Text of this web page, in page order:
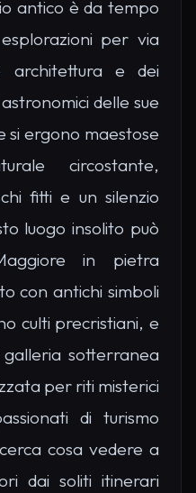
antico è da tempo
per via
architettura e dei
delle sue
ergono maestose
circostante,
fitti e un silenzio
luogo insolito può
in pietra
con antichi simboli
culti precristiani, e
sotterranea
per riti misterici
di turismo
cosa vedere a
dai soliti itinerari